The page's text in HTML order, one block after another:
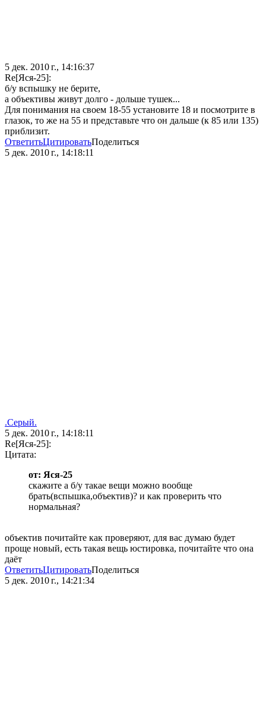
5 дек. 2010 г., 14:16:37
Re[Яся-25]:
б/у вспышку не берите,
а объективы живут долго - дольше тушек...
Для понимания на своем 18-55 установите 18 и посмотрите в
глазок, то же на 55 и представьте что он дальше (к 85 или 135)
приблизит.
ОтветитьЦитироватьПоделиться
5 дек. 2010 г., 14:18:11
.Серый.
5 дек. 2010 г., 14:18:11
Re[Яся-25]:
Цитата:
от: Яся-25
скажите а б/у такае вещи можно вообще
брать(вспышка,объектив)? и как проверить что
нормальная?
объектив почитайте как проверяют, для вас думаю будет
проще новый, есть такая вещь юстировка, почитайте что она
даёт
ОтветитьЦитироватьПоделиться
5 дек. 2010 г., 14:21:34